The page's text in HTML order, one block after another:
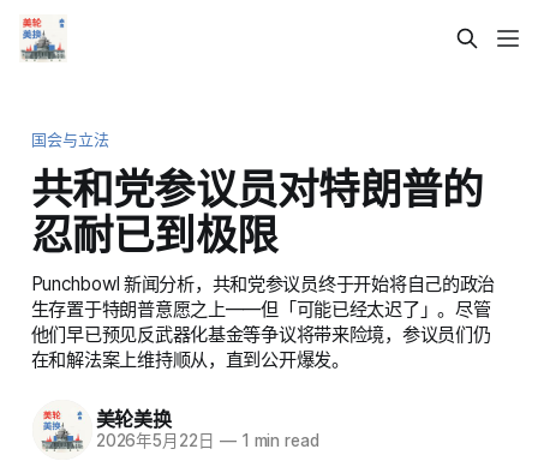
国会与立法
共和党参议员对特朗普的
忍耐已到极限
Punchbowl 新闻分析，共和党参议员终于开始将自己的政治
生存置于特朗普意愿之上——但「可能已经太迟了」。尽管
他们早已预见反武器化基金等争议将带来险境，参议员们仍
在和解法案上维持顺从，直到公开爆发。
美轮美换
2026年5月22日 —1 min read